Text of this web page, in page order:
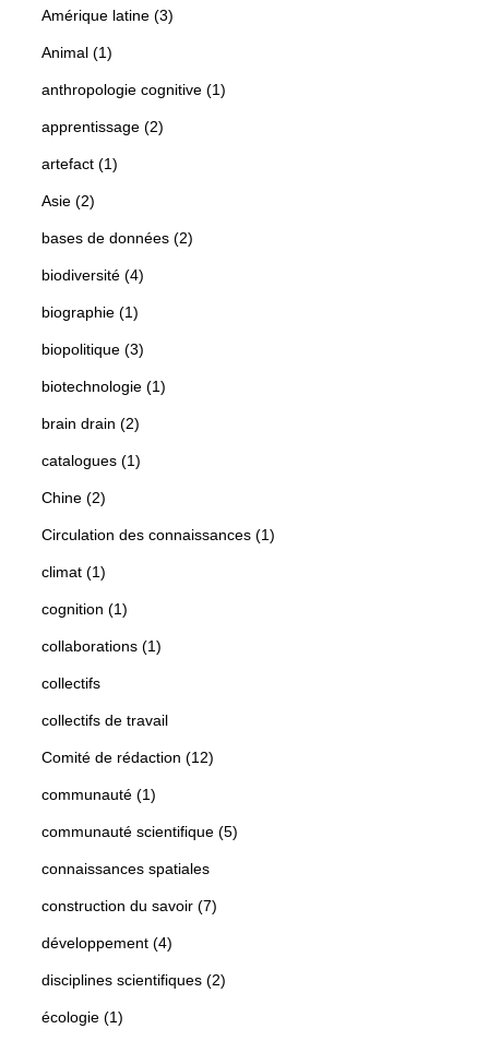
Amérique latine (3)
Animal (1)
anthropologie cognitive (1)
apprentissage (2)
artefact (1)
Asie (2)
bases de données (2)
biodiversité (4)
biographie (1)
biopolitique (3)
biotechnologie (1)
brain drain (2)
catalogues (1)
Chine (2)
Circulation des connaissances (1)
climat (1)
cognition (1)
collaborations (1)
collectifs
collectifs de travail
Comité de rédaction (12)
communauté (1)
communauté scientifique (5)
connaissances spatiales
construction du savoir (7)
développement (4)
disciplines scientifiques (2)
écologie (1)